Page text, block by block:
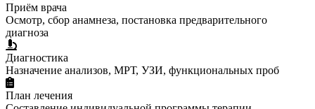
Приём врача
Осмотр, сбор анамнеза, постановка предварительного
диагноза
Диагностика
Назначение анализов, МРТ, УЗИ, функциональных проб
План лечения